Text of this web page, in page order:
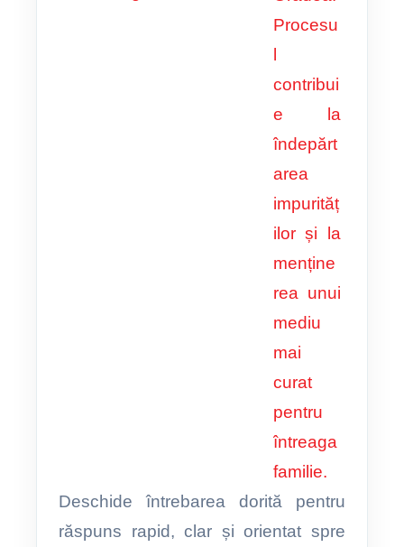
Deschide întrebarea dorită pentru
răspuns rapid, clar și orientat spre